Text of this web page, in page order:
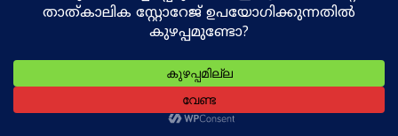
ഗംഗയുടെയും യമുനയുടെയും
സ്ത്രീരൂപങ്ങൾ കൊത്തിവച്ചിട്ടുണ്ട്.
9.ചന്ദ്രശേഖര ക്ഷേത്രം
(Chandrashekhara Temple)